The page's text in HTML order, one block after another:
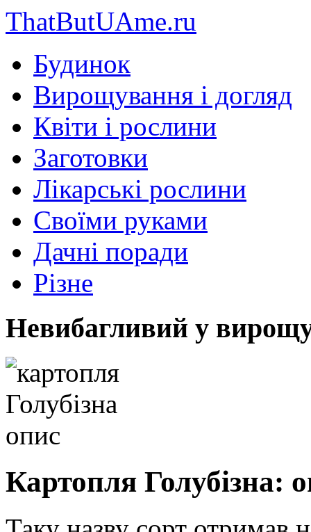
ThatButUAme.ru
Будинок
Вирощування і догляд
Квіти і рослини
Заготовки
Лікарські рослини
Своїми руками
Дачні поради
Різне
Невибагливий у
Картопля Голубізна: